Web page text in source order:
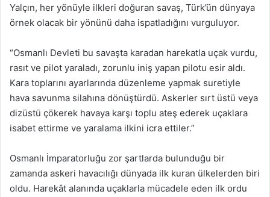
Yalçın, her yönüyle ilkleri doğuran savaş, Türk’ün dünyaya
örnek olacak bir yönünü daha ispatladığını vurguluyor.
“Osmanlı Devleti bu savaşta karadan harekatla uçak vurdu,
rasıt ve pilot yaraladı, zorunlu iniş yapan pilotu esir aldı.
Kara toplarını ayarlarında düzenleme yapmak suretiyle
hava savunma silahına dönüştürdü. Askerler sırt üstü veya
dizüstü çökerek havaya karşı toplu ateş ederek uçaklara
isabet ettirme ve yaralama ilkini icra ettiler.”
Osmanlı İmparatorluğu zor şartlarda bulunduğu bir
zamanda askeri havacılığı dünyada ilk kuran ülkelerden biri
oldu. Harekât alanında uçaklarla mücadele eden ilk ordu